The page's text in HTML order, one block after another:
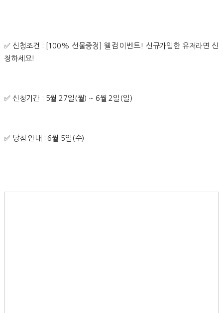
✅ 신청조건 : [100% 선물증정] 웰컴 이벤트! 신규가입한 유저라면 신
청하세요!
✅ 신청기간 : 5월 27일(월) ~ 6월 2일(일)
✅ 당첨 안내 : 6월 5일(수)